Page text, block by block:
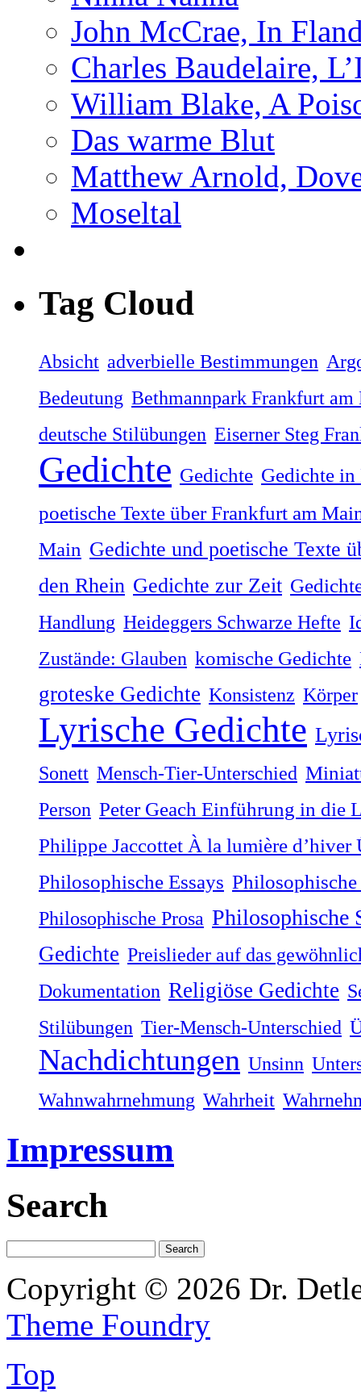
John McCrae, In
Charles Baudelaire,
William Blake, A
Das warme Blut
Matthew Arnold,
Moseltal
Tag Cloud
Absicht adverbielle Bestimmungen
Bedeutung Bethmannpark Frankfurt am
deutsche Stilübungen Eiserner Steg
Gedichte Gedichte Gedichte in
poetische Texte über Frankfurt am
Main Gedichte und poetische Texte
den Rhein Gedichte zur Zeit
Handlung Heideggers Schwarze Hefte
Zustände: Glauben komische Gedichte
groteske Gedichte Konsistenz Körper
Lyrische Gedichte
Sonett Mensch-Tier-Unterschied
Person Peter Geach Einführung in die
Philippe Jaccottet À la lumière dʼhiver
Philosophische Essays
Philosophische Prosa Philosophische
Gedichte Preislieder auf das
Dokumentation Religiöse Gedichte
Stilübungen Tier-Mensch-Unterschied
Nachdichtungen Unsinn
Wahnwahrnehmung Wahrheit
Impressum
Search
Copyright © 2026 Dr.
Theme Foundry
Top